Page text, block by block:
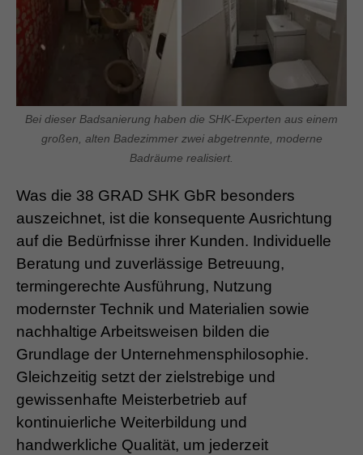
Bei dieser Badsanierung haben die SHK-Experten aus einem
großen, alten Badezimmer zwei abgetrennte, moderne
Badräume realisiert.
Was die 38 GRAD SHK GbR besonders
auszeichnet, ist die konsequente Ausrichtung
auf die Bedürfnisse ihrer Kunden. Individuelle
Beratung und zuverlässige Betreuung,
termingerechte Ausführung, Nutzung
modernster Technik und Materialien sowie
nachhaltige Arbeitsweisen bilden die
Grundlage der Unternehmensphilosophie.
Gleichzeitig setzt der zielstrebige und
gewissenhafte Meisterbetrieb auf
kontinuierliche Weiterbildung und
handwerkliche Qualität, um jederzeit